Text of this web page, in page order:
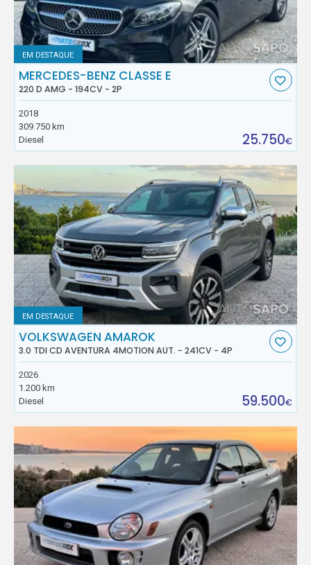
EM DESTAQUE
MERCEDES-BENZ CLASSE E
220 D AMG - 194CV - 2P
2018
309.750 km
Diesel
25.750€
EM DESTAQUE
VOLKSWAGEN AMAROK
3.0 TDI CD AVENTURA 4MOTION AUT. - 241CV - 4P
2026
1.200 km
Diesel
59.500€